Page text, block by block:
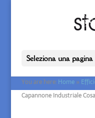
Seleziona una pagina
You are here: Home »
Capannone Industriale